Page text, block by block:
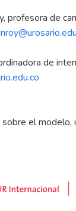
profesora de
de
el modelo,